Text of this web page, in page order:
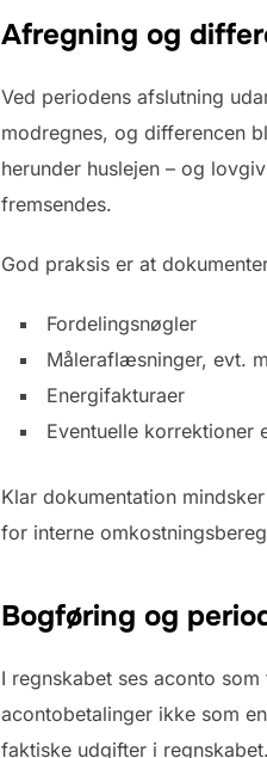
Afregning og
Ved periodens afslutning
modregnes, og differencen
herunder huslejen – og
fremsendes.
God praksis er at
Fordelingsnøgler
Måleraflæsninger, evt.
Energifakturaer
Eventuelle korrektioner
Klar dokumentation
for interne
Bogføring og
I regnskabet ses aconto
acontobetalinger ikke som
faktiske udgifter i